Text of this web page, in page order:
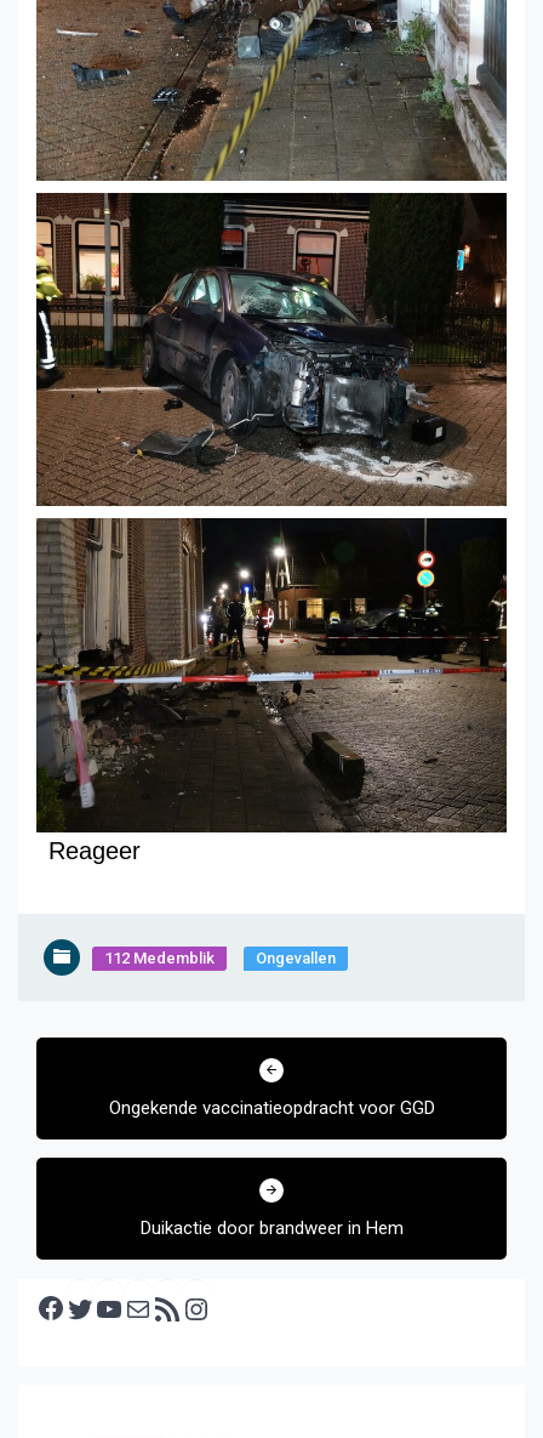
Reageer
112 Medemblik Ongevallen
Bericht
Ongekende vaccinatieopdracht voor GGD
Duikactie door brandweer in Hem
Facebook Twitter YouTube E-mail RSS feed